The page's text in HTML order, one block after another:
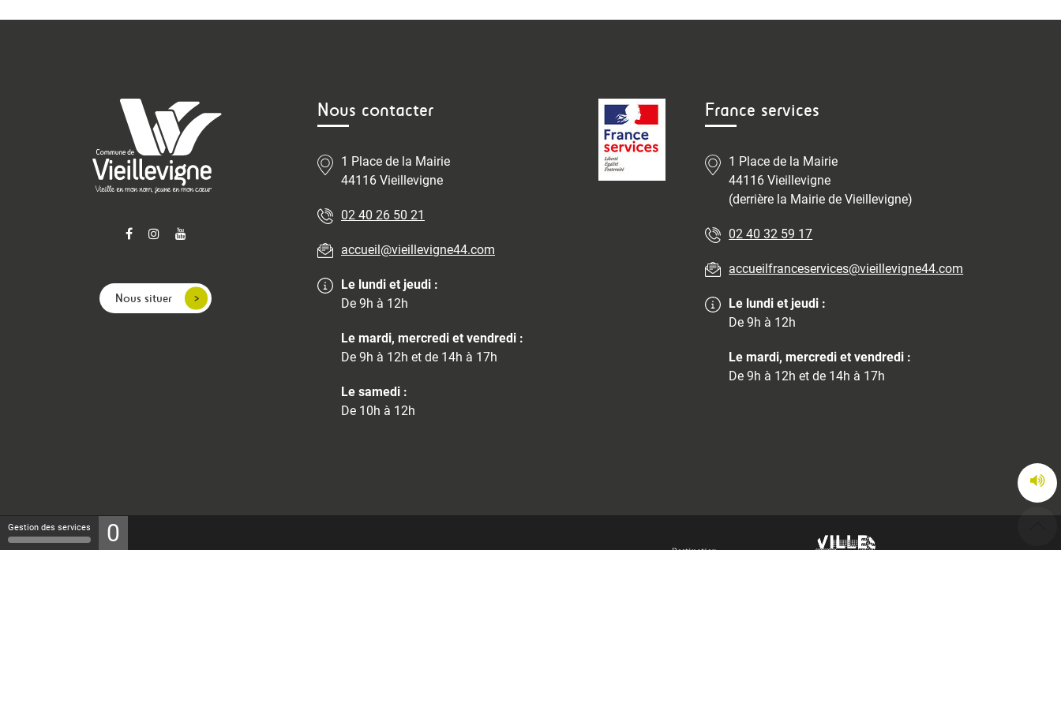
Nous situer
Nous contacter
1 Place de la Mairie
44116 Vieillevigne
02 40 26 50 21
accueil@vieillevigne44.com
Le lundi et jeudi :
De 9h à 12h
Le mardi, mercredi et vendredi :
De 9h à 12h et de 14h à 17h
Le samedi :
De 10h à 12h
France services
1 Place de la Mairie
44116 Vieillevigne
(derrière la Mairie de Vieillevigne)
02 40 32 59 17
accueilfranceservices@vieillevigne44.com
Le lundi et jeudi :
De 9h à 12h
Le mardi, mercredi et vendredi :
De 9h à 12h et de 14h à 17h
Gestion des services 0